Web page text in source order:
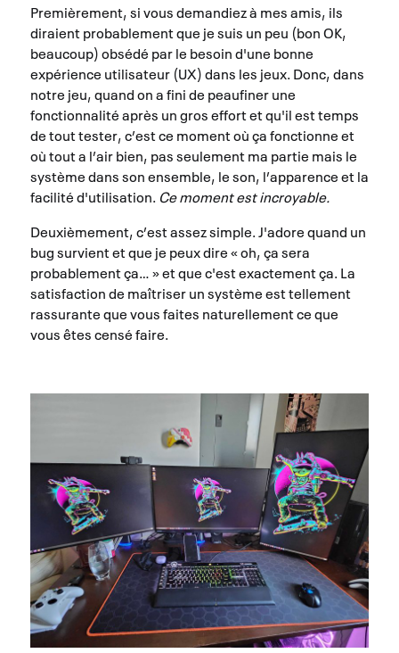
Premièrement, si vous demandiez à mes amis, ils
diraient probablement que je suis un peu (bon OK,
beaucoup) obsédé par le besoin d'une bonne
expérience utilisateur (UX) dans les jeux. Donc, dans
notre jeu, quand on a fini de peaufiner une
fonctionnalité après un gros effort et qu'il est temps
de tout tester, c’est ce moment où ça fonctionne et
où tout a l’air bien, pas seulement ma partie mais le
système dans son ensemble, le son, l’apparence et la
facilité d'utilisation. Ce moment est incroyable.
Deuxièmement, c’est assez simple. J'adore quand un
bug survient et que je peux dire « oh, ça sera
probablement ça… » et que c'est exactement ça. La
satisfaction de maîtriser un système est tellement
rassurante que vous faites naturellement ce que
vous êtes censé faire.